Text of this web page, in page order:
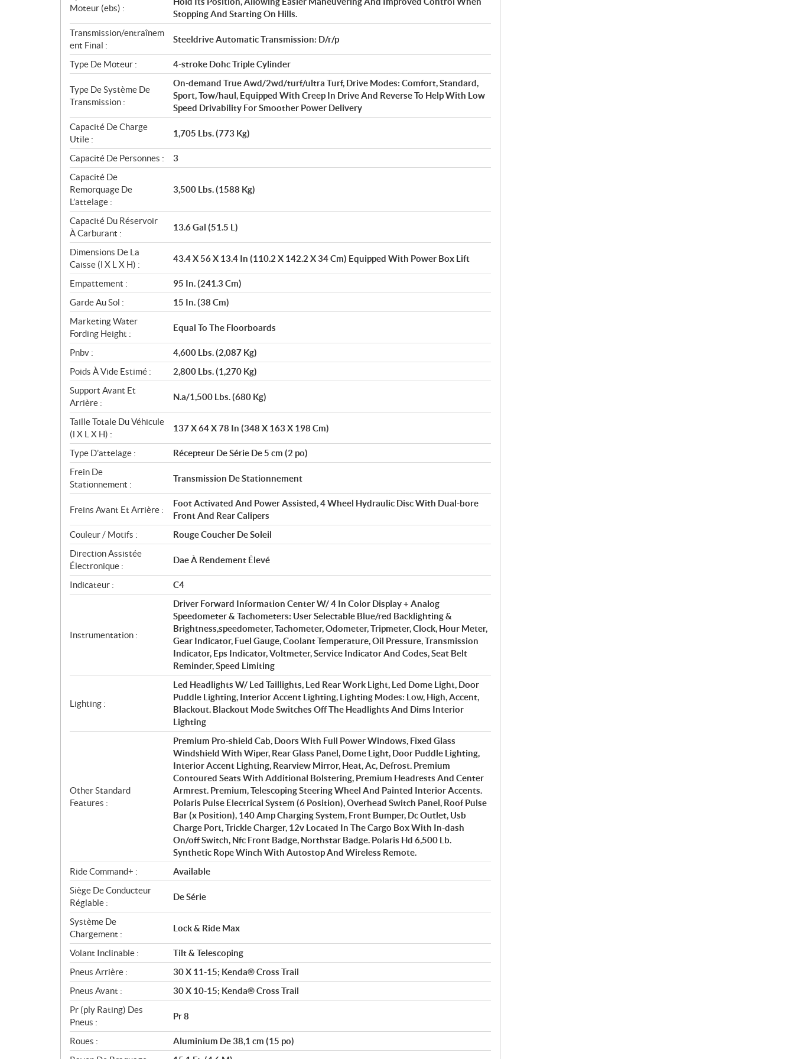
Moteur (ebs) :
Stopping And Starting On Hills.
Transmission/entraînem
ent Final :
Steeldrive Automatic Transmission: D/r/p
Type De Moteur : 4-stroke Dohc Triple Cylinder
Type De Système De
Transmission :
On-demand True Awd/2wd/turf/ultra Turf, Drive Modes: Comfort, Standard,
Sport, Tow/haul, Equipped With Creep In Drive And Reverse To Help With Low
Speed Drivability For Smoother Power Delivery
Capacité De Charge
Utile :
1,705 Lbs. (773 Kg)
Capacité De Personnes :
3
Capacité De
Remorquage De
L’attelage :
3,500 Lbs. (1588 Kg)
Capacité Du Réservoir
À Carburant :
13.6 Gal (51.5 L)
Dimensions De La
Caisse (l X L X H) :
43.4 X 56 X 13.4 In (110.2 X 142.2 X 34 Cm) Equipped With Power Box Lift
Empattement :
95 In. (241.3 Cm)
Garde Au Sol :
15 In. (38 Cm)
Marketing Water
Fording Height :
Equal To The Floorboards
Pnbv :
4,600 Lbs. (2,087 Kg)
Poids À Vide Estimé :
2,800 Lbs. (1,270 Kg)
Support Avant Et
Arrière :
N.a/1,500 Lbs. (680 Kg)
Taille Totale Du Véhicule
(l X L X H) :
137 X 64 X 78 In (348 X 163 X 198 Cm)
Type D’attelage :
Récepteur De Série De 5 cm (2 po)
Frein De
Stationnement :
Transmission De Stationnement
Freins Avant Et Arrière :
Foot Activated And Power Assisted, 4 Wheel Hydraulic Disc With Dual-bore
Front And Rear Calipers
Couleur / Motifs :
Rouge Coucher De Soleil
Direction Assistée
Électronique :
Dae À Rendement Élevé
Indicateur : C4
Instrumentation :
Driver Forward Information Center W/ 4 In Color Display + Analog
Speedometer & Tachometers: User Selectable Blue/red Backlighting &
Brightness,speedometer, Tachometer, Odometer, Tripmeter, Clock, Hour Meter,
Gear Indicator, Fuel Gauge, Coolant Temperature, Oil Pressure, Transmission
Indicator, Eps Indicator, Voltmeter, Service Indicator And Codes, Seat Belt
Reminder, Speed Limiting
Lighting :
Led Headlights W/ Led Taillights, Led Rear Work Light, Led Dome Light, Door
Puddle Lighting, Interior Accent Lighting, Lighting Modes: Low, High, Accent,
Blackout. Blackout Mode Switches Off The Headlights And Dims Interior
Lighting
Other Standard
Features :
Premium Pro-shield Cab, Doors With Full Power Windows, Fixed Glass
Windshield With Wiper, Rear Glass Panel, Dome Light, Door Puddle Lighting,
Interior Accent Lighting, Rearview Mirror, Heat, Ac, Defrost. Premium
Contoured Seats With Additional Bolstering, Premium Headrests And Center
Armrest. Premium, Telescoping Steering Wheel And Painted Interior Accents.
Polaris Pulse Electrical System (6 Position), Overhead Switch Panel, Roof Pulse
Bar (x Position), 140 Amp Charging System, Front Bumper, Dc Outlet, Usb
Charge Port, Trickle Charger, 12v Located In The Cargo Box With In-dash
On/off Switch, Nfc Front Badge, Northstar Badge. Polaris Hd 6,500 Lb.
Synthetic Rope Winch With Autostop And Wireless Remote.
Ride Command+ :
Available
Siège De Conducteur
Réglable :
De Série
Système De
Chargement :
Lock & Ride Max
Volant Inclinable :
Tilt & Telescoping
Pneus Arrière :
30 X 11-15; Kenda® Cross Trail
Pneus Avant :
30 X 10-15; Kenda® Cross Trail
Pr (ply Rating) Des
Pneus :
Pr 8
Roues :
Aluminium De 38,1 cm (15 po)